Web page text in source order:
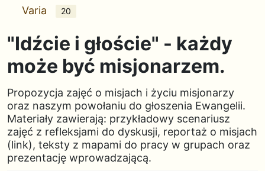
Varia 20
"Idźcie i głoście" - każdy
może być misjonarzem.
Propozycja zajęć o misjach i życiu misjonarzy
oraz naszym powołaniu do głoszenia Ewangelii.
Materiały zawierają: przykładowy scenariusz
zajęć z refleksjami do dyskusji, reportaż o misjach
(link), teksty z mapami do pracy w grupach oraz
prezentację wprowadzającą.